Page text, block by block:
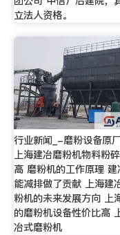
立法人资格。
行业新闻_-磨粉设备原
上海建冶磨粉机物料粉
高 磨粉机的工作原理 建
能减排做了贡献 上海建
粉机的未来发展方向 上
的磨粉机设备性价比高
冶式磨粉机